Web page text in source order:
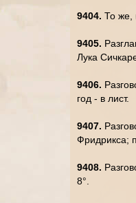
9404. То же,
9405.
Лука
9406.
год - в лист.
9407.
Фридрикса;
9408.
8°.